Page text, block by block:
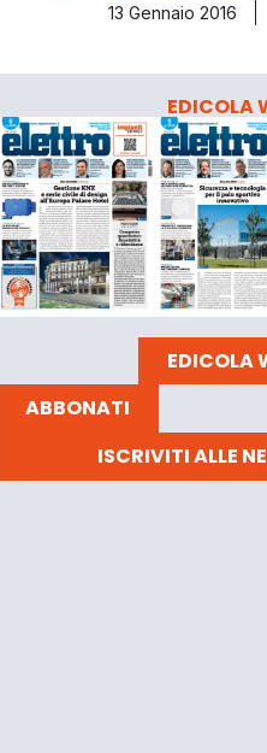
13 Gennaio 2016
EDICOLA
EDICOLA
ABBONATI
ISCRIVITI ALLE